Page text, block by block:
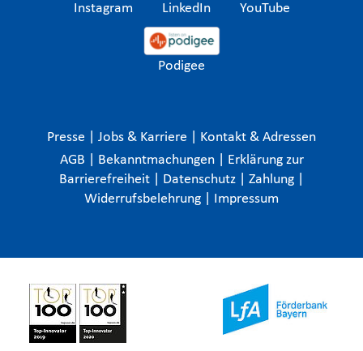
Instagram LinkedIn YouTube
Podigee
Presse Jobs & Karriere
Kontakt & Adressen
AGB
Bekanntmachungen
Erklärung zur
Barrierefreiheit
Datenschutz Zahlung
Widerrufsbelehrung
Impressum